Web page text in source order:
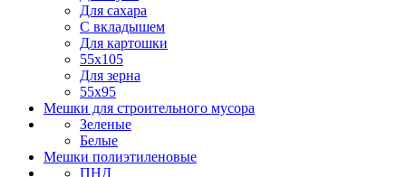
Для сахара
С вкладышем
Для картошки
55х105
Для зерна
55х95
Мешки для строительного мусора
Зеленые
Белые
Мешки полиэтиленовые
ПНД